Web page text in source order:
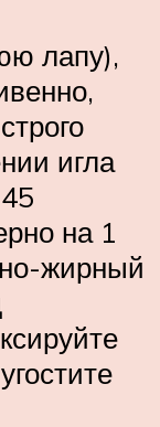
лапу),
игла
на 1
жирный